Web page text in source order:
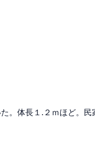
体長１.２ｍほど。民